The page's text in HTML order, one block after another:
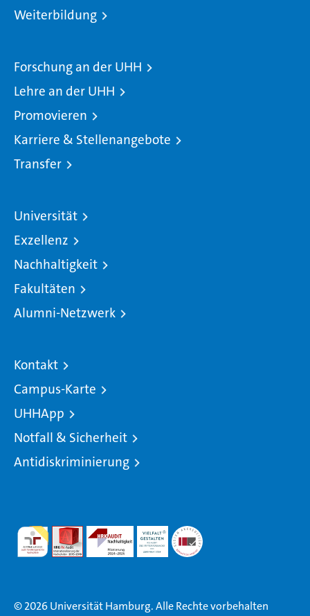
Weiterbildung
Forschung an der UHH
Lehre an der UHH
Promovieren
Karriere & Stellenangebote
Transfer
Universität
Exzellenz
Nachhaltigkeit
Fakultäten
Alumni-Netzwerk
Kontakt
Campus-Karte
UHHApp
Notfall & Sicherheit
Antidiskriminierung
© 2026 Universität Hamburg. Alle Rechte vorbehalten